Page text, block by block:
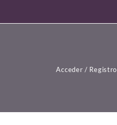
Acceder / Registro